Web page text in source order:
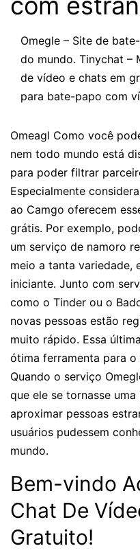
Omegle – Site de
do mundo. Tinychat –
de vídeo e chats em
para bate-papo com
Omeagl Como você
nem todo mundo está
para poder filtrar
Especialmente
ao Camgo oferecem
grátis. Por exemplo,
um serviço de namoro
meio a tanta variedade,
iniciante. Junto com
como o Tinder ou o
novas pessoas estão
muito rápido. Essa
ótima ferramenta para
Quando o serviço
que ele se tornasse
aproximar pessoas
usuários pudessem
mundo.
Bem-vindo
Chat De
Gratuito!